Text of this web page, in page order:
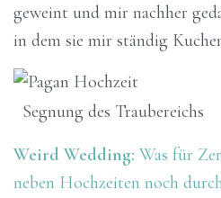
geweint und mir nachher
in dem sie mir ständig
Segnung des Traubereichs
Weird Wedding: Was für
neben Hochzeiten noch